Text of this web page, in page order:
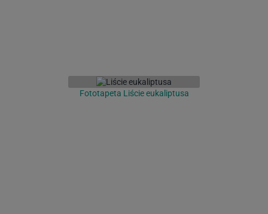
Fototapeta Liście eukaliptusa